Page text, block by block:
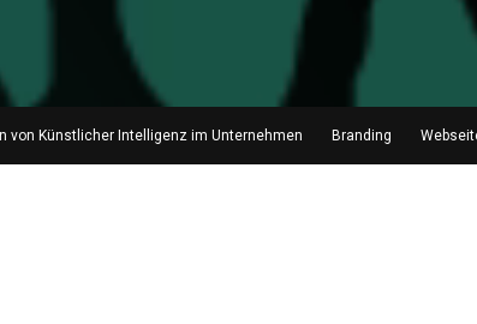
von Künstlicher Intelligenz im Unternehmen Branding